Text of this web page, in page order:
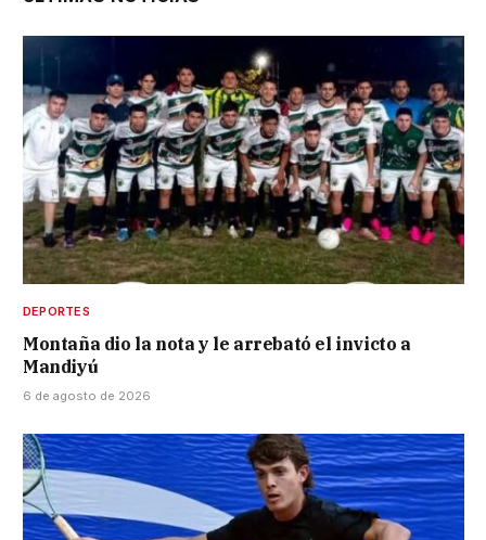
DEPORTES
Montaña dio la nota y le arrebató el invicto a
Mandiyú
6 de agosto de 2026